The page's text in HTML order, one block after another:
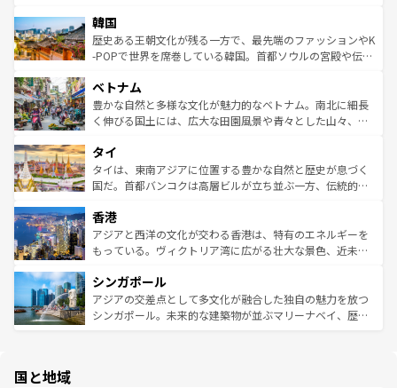
はコンテンツ一覧
いる。アクティビティも充実しており、サーフィンやダイ
ビング、ハイキングなど、アウトドア好きにはたまらな
い。オーストラリアの多彩な魅力を存分に味わいつくそ
参照してほしい。
ン）、静ひつな山岳地帯である台湾東部など、都市の喧騒
と山間の静けさが共存しており、訪れる人に新しい発見と
驚きをもたらしてくれる。また、奥深い台湾の食文化も魅
容にもいいと評判のスイーツなど、バラエティ豊かな料理
が味わえる。 なお、新着の台湾情報は コンテンツ一覧を参
照してほしい。
韓国
歴史ある王朝文化が残る一方で、最先端のファッションやK
-POPで世界を席巻している韓国。首都ソウルの宮殿や伝統
き、地方に足を延ばせば四季折々の自然美を楽しむことが
できる。そして、キムチや焼肉、絶品のストリートフード
まで、さまざまな韓国料理が待っている。夜には、韓国な
リティに包まれながら、韓国の多彩な魅力を心ゆくまで味
わってみてほしい。 なお、新着の韓国情報はコンテンツ一
覧を参照してほしい。
ベトナム
豊かな自然と多様な文化が魅力的なベトナム。南北に細長
く伸びる国土には、広大な田園風景や青々とした山々、世
急速な発展と共に伝統が息づく。ハノイの古い町並みやホ
ーチミン市のフランス統治時代の建物も、独特の雰囲気を
醸し出している。また、バラエティの豊かさとおいしさで
とつ。フォーやバインミー、ベトナムコーヒーなどは、ぜ
ひ現地で味わいたい。どの地域を訪れてもあたたかい人々
が旅行者を迎えてくれるので、きっと忘れられない旅にな
参照してほしい。
タイ
タイは、東南アジアに位置する豊かな自然と歴史が息づく
国だ。首都バンコクは高層ビルが立ち並ぶ一方、伝統的な
の活気が交差している。北部ではチェンマイなどの山岳地
帯で自然と触れ合い、南部ではプーケットやクラビの美し
いビーチでリゾート気分を楽しむことができる。タイ料理
激する。気候は一年中温暖で、どの季節にも異なる楽しみ
が待っている。親しみやすいタイの人々、仏教を中心とし
た文化、そして多様な観光資源が、訪れる旅人を魅了し続
香港
アジアと西洋の文化が交わる香港は、特有のエネルギーを
もっている。ヴィクトリア湾に広がる壮大な景色、近未来
み、どこを訪れても感動するはず。観光スポットが密集し
ており、効率よく見どころを回れるのも魅力。息をのむよ
うな絶景から文化的な体験まで、香港を存分に楽しみ尽く
シンガポール
アジアの交差点として多文化が融合した独自の魅力を放つ
シンガポール。未来的な建築物が並ぶマリーナベイ、歴史
国と地域